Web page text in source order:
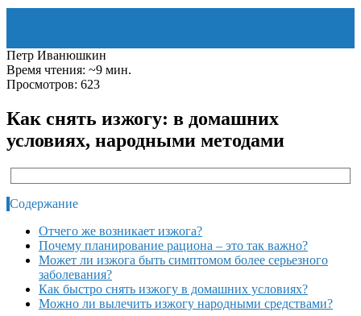
Петр Иванюшкин
Время чтения: ~9 мин.
Просмотров: 623
Как снять изжогу: в домашних
условиях, народными методами
Содержание
Отчего же возникает изжога?
Почему планирование рациона – это так важно?
Может ли изжога быть симптомом более серьезного
заболевания?
Как быстро снять изжогу в домашних условиях?
Можно ли вылечить изжогу народными средствами?